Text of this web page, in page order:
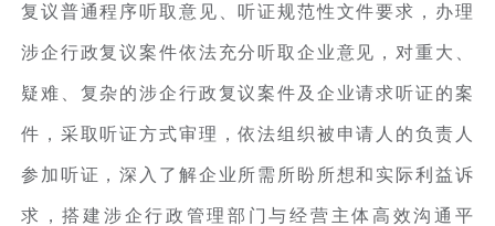
复议普通程序听取意见、听证规范性文件要求，办理
涉企行政复议案件依法充分听取企业意见，对重大、
疑难、复杂的涉企行政复议案件及企业请求听证的案
件，采取听证方式审理，依法组织被申请人的负责人
参加听证，深入了解企业所需所盼所想和实际利益诉
求，搭建涉企行政管理部门与经营主体高效沟通平